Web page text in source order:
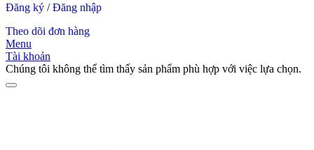
Đăng ký /Đăng nhập
Theo dõi đơn hàng
Menu
Tài khoản
Chúng tôi không thể tìm thấy sản phẩm phù hợp với việc lựa chọn.